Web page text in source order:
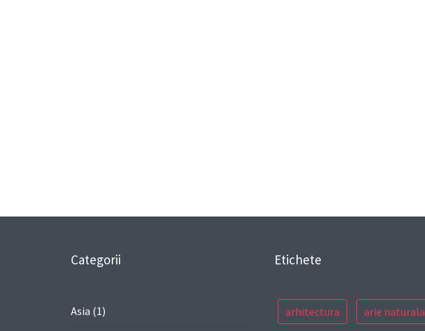
Categorii
Asia (1)
Etichete
arhitectura arie naturala